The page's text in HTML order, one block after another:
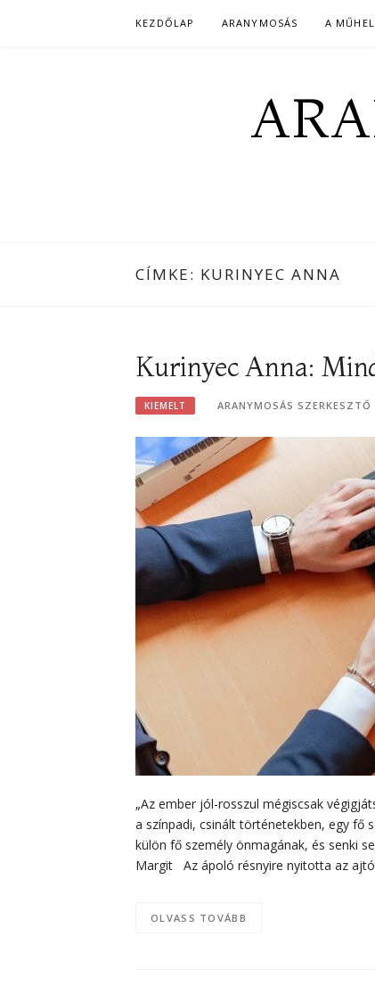
KEZDŐLAP ARANYMOSÁS A
CÍMKE: KURINYEC ANNA
Kurinyec Anna:
KIEMELT ARANYMOSÁS SZERKESZTŐ
„Az ember jól-rosszul mégiscsak
a színpadi, csinált történetekben, egy fő
külön fő személy önmagának, és senki
Margit Az ápoló résnyire nyitotta az
OLVASS TOVÁBB